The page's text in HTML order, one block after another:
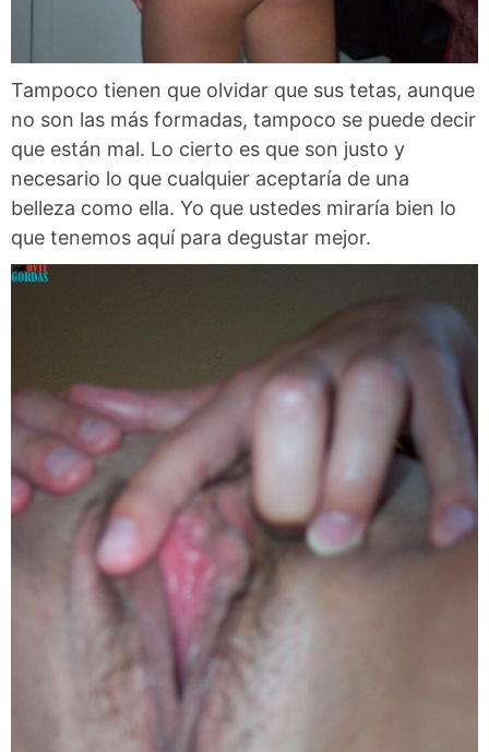
Tampoco tienen que olvidar que sus tetas, aunque
no son las más formadas, tampoco se puede decir
que están mal. Lo cierto es que son justo y
necesario lo que cualquier aceptaría de una
belleza como ella. Yo que ustedes miraría bien lo
que tenemos aquí para degustar mejor.